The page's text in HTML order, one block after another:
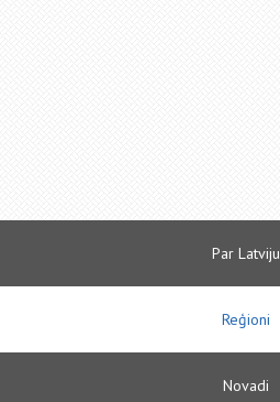
Par Latviju
Reģioni
Novadi